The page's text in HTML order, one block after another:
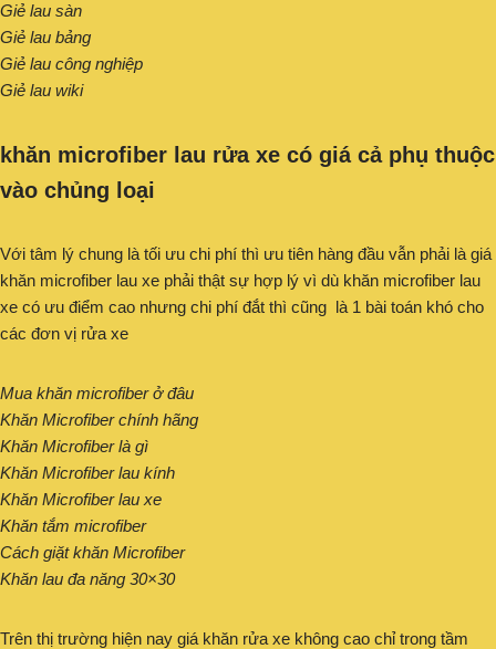
Giẻ lau sàn
Giẻ lau bảng
Giẻ lau công nghiệp
Giẻ lau wiki
khăn microfiber lau rửa xe có giá cả phụ thuộc
vào chủng loại
Với tâm lý chung là tối ưu chi phí thì ưu tiên hàng đầu vẫn phải là giá
khăn microfiber lau xe phải thật sự hợp lý vì dù khăn microfiber lau
xe có ưu điểm cao nhưng chi phí đắt thì cũng là 1 bài toán khó cho
các đơn vị rửa xe
Mua khăn microfiber ở đâu
Khăn Microfiber chính hãng
Khăn Microfiber là gì
Khăn Microfiber lau kính
Khăn Microfiber lau xe
Khăn tắm microfiber
Cách giặt khăn Microfiber
Khăn lau đa năng 30×30
Trên thị trường hiện nay giá khăn rửa xe không cao chỉ trong tầm